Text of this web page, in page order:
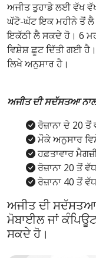
ਅਜੀਤ ਤੁਹਾਡੇ ਲਈ ਵੱਖ
ਘੱਟੋ-ਘੱਟ ਇਕ ਮਹੀਨੇ ਤੋਂ ਲੈ
ਇਕੱਠੀ ਲੈ ਸਕਦੇ ਹੋ। 6
ਵਿਸ਼ੇਸ਼ ਛੂਟ ਦਿੱਤੀ ਗਈ
ਲਿਖੇ ਅਨੁਸਾਰ ਹੈ।
ਅਜੀਤ ਦੀ ਸਦੱਸਤਆ
ਰੋਜ਼ਾਨਾ ਦੇ 20
ਮੌਕੇ ਅਨੁਸਾਰ
ਹਫ਼ਤਾਵਾਰ
ਰੋਜ਼ਾਨਾ 20 ਤੋਂ
ਰੋਜ਼ਾਨਾ 40 ਤੋਂ
ਅਜੀਤ ਦੀ
ਮੋਬਾਈਲ ਜਾਂ
ਸਕਦੇ ਹੋ।